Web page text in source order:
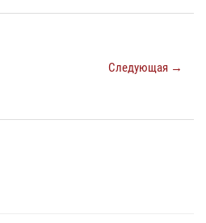
Следующая →